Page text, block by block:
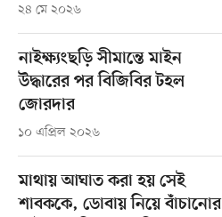
২৪ মে ২০২৬
নাইক্ষ্যংছড়ি সীমান্তে মাইন
উদ্ধারের পর বিজিবির টহল
জোরদার
১০ এপ্রিল ২০২৬
মাথায় আঘাত করা হয় সেই
শাবককে, ডোবায় নিয়ে বাঁচানোর